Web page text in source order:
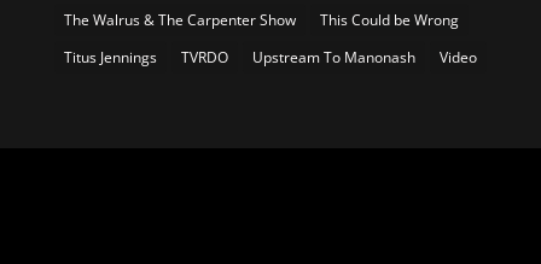
The Walrus & The Carpenter Show
This Could be Wrong
Titus Jennings
TVRDO Upstream To Manonash Video